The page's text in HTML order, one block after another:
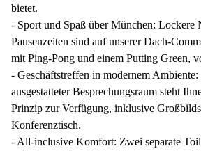
bietet.
- Sport und Spaß über München: Lockere
Pausenzeiten sind auf unserer Dach-
mit Ping-Pong und einem Putting Green,
- Geschäftstreffen in modernem
ausgestatteter Besprechungsraum steht
Prinzip zur Verfügung, inklusive
Konferenztisch.
- All-inclusive Komfort: Zwei separate